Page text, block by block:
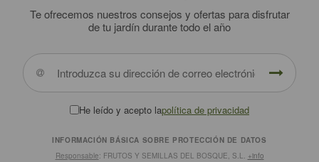
Te ofrecemos nuestros consejos y ofertas para disfrutar
de tu jardín durante todo el año
He leído y acepto lapolítica de privacidad
INFORMACIÓN BÁSICA SOBRE PROTECCIÓN DE DATOS
Responsable: FRUTOS Y SEMILLAS DEL BOSQUE, S.L. +info